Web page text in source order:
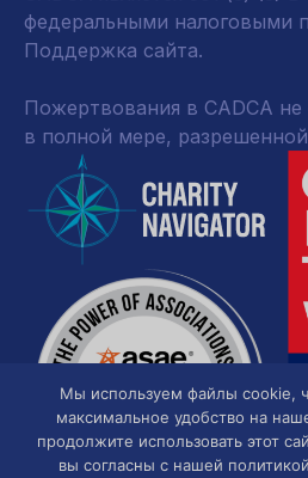
федеральными налоговыми
Поддержка сайта.
Пожертвования в CADCA не
в полной мере,
Мы используем файлы cookie,
максимальное удобство на
продолжите использовать этот
вы согласны с нашей